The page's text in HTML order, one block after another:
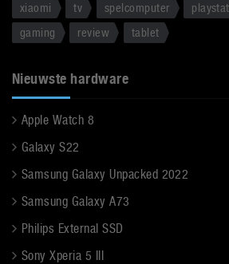
xiaomi
tv spelcomputer
gaming
review tablet
Nieuwste hardware
Apple Watch 8
Galaxy S22
Samsung Galaxy Unpacked 2022
Samsung Galaxy A73
Philips External SSD
Sony Xperia 5 III